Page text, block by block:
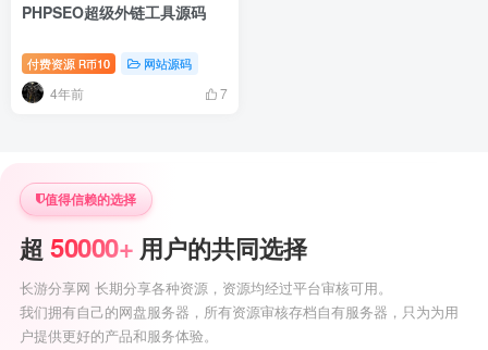
PHPSEO超级外链工具源码
付费资源 R币10 网站源码
4年前 7
值得信赖的选择
超50000+ 用户的共同选择
长游分享网 长期分享各种资源，资源均经过平台审核可用。
我们拥有自己的网盘服务器，所有资源审核存档自有服务器，只为为用
户提供更好的产品和服务体验。